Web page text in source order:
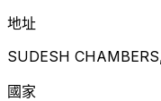
地址
SUDESH
國家